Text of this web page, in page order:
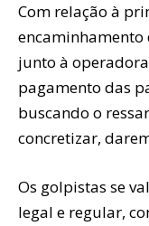
Com relação à
encaminhamento
junto à
pagamento das
buscando o
concretizar,
Os golpistas se
legal e regular,